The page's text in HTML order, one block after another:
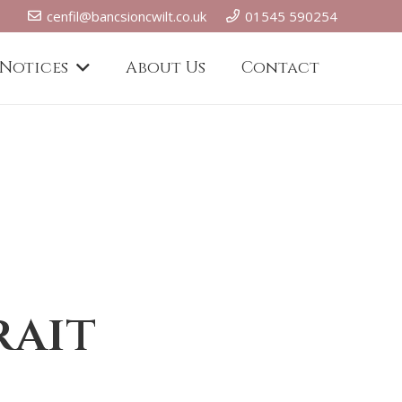
cenfil@bancsioncwilt.co.uk 01545 590254
About Us Contact